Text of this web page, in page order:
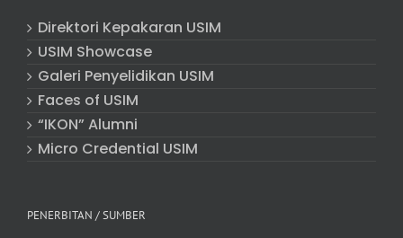
Direktori Kepakaran USIM
USIM Showcase
Galeri Penyelidikan USIM
Faces of USIM
“IKON” Alumni
Micro Credential USIM
PENERBITAN / SUMBER